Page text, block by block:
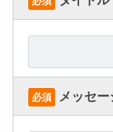
必須 メッセ